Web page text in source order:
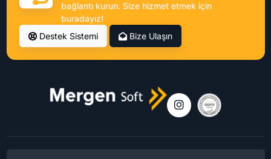
bağlantı kurun. Size hizmet etmek için
buradayız!
Destek Sistemi
Bize Ulaşın